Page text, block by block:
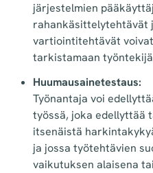
järjestelmien
rahankäsittelytehtävät
vartiointitehtävät
tarkistamaan
Huumausainetestaus:
Työnantaja voi
työssä, joka edellyttää
itsenäistä
ja jossa työtehtävien
vaikutuksen alaisena